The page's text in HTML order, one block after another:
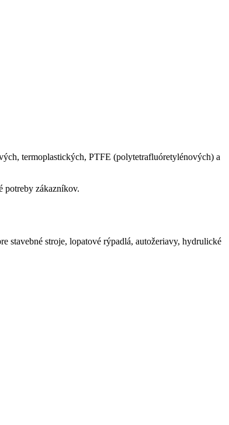
termoplastických, PTFE (polytetrafluóretylénových) a
potreby zákazníkov.
stavebné stroje, lopatové rýpadlá, autožeriavy, hydrulické